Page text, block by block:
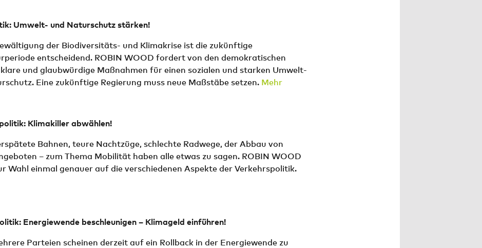
Umwelt- und Naturschutz stärken!
der Biodiversitäts- und Klimakrise ist die zukünftige
entscheidend. ROBIN WOOD fordert von den demokratischen
und glaubwürdige Maßnahmen für einen sozialen und starken Umwelt-
Eine zukünftige Regierung muss neue Maßstäbe setzen. Mehr
Klimakiller abwählen!
Bahnen, teure Nachtzüge, schlechte Radwege, der Abbau von
– zum Thema Mobilität haben alle etwas zu sagen. ROBIN WOOD
Wahl einmal genauer auf die verschiedenen Aspekte der Verkehrspolitik.
Energiewende beschleunigen – Klimageld einführen!
Parteien scheinen derzeit auf ein Rollback in der Energiewende zu